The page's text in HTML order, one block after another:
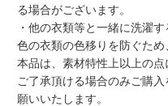
る場合がございます。
・他の衣類等と一緒に洗濯
色の衣類の色移りを防ぐため
本品は、素材特性上以上の点
ご了承頂ける場合のみご購
願いいたします。